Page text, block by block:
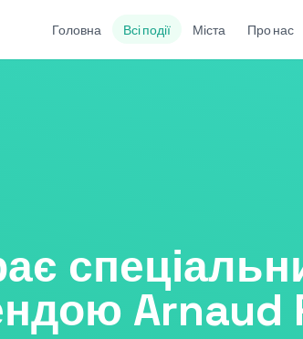
Головна Всі події Міста Про нас
Arnaud